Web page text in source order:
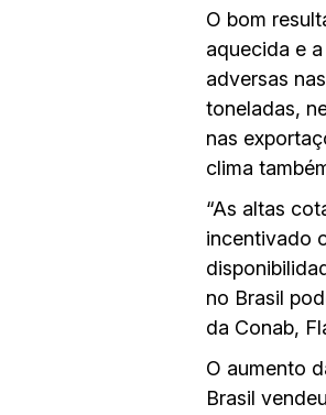
O bom
aquecida e
adversas
toneladas,
nas
clima
“As altas
incentivado
no Brasil
da Conab,
O aumento
Brasil